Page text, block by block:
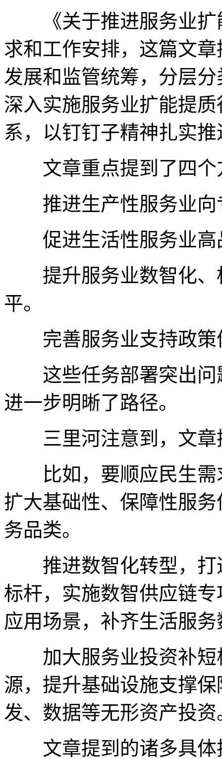
《关于推进服务业扩
求和工作安排，这篇文
发展和监管统筹，分层
深入实施服务业扩能提
系，以钉钉子精神扎实
文章重点提到了四个
推进生产性服务业向
促进生活性服务业高
提升服务业数智化、
平。
完善服务业支持政策
这些任务部署突出问
进一步明晰了路径。
三里河注意到，文章
比如，要顺应民生需
扩大基础性、保障性服
务品类。
推进数智化转型，打
标杆，实施数智供应链
应用场景，补齐生活服
加大服务业投资补短
源，提升基础设施支撑
发、数据等无形资产投资
文章提到的诸多具体